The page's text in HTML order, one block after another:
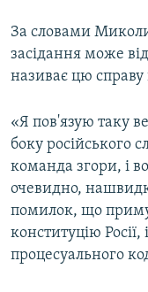
За словами
засідання може
називає цю справу
«Я пов'язую таку
боку російського
команда згори, і
очевидно,
помилок, що
конституцію
процесуального